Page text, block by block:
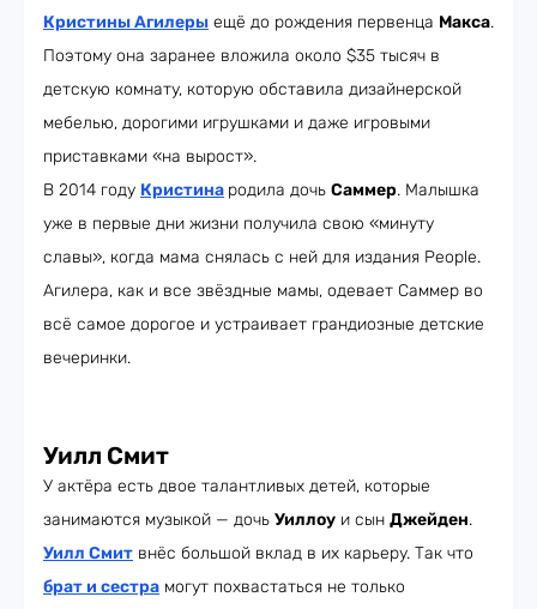
Кристины Агилеры ещё до рождения первенца Макса.
Поэтому она заранее вложила около $35 тысяч в
детскую комнату, которую обставила дизайнерской
мебелью, дорогими игрушками и даже игровыми
приставками «на вырост».
В 2014 году Кристина родила дочь Саммер. Малышка
уже в первые дни жизни получила свою «минуту
славы», когда мама снялась с ней для издания People.
Агилера, как и все звёздные мамы, одевает Саммер во
всё самое дорогое и устраивает грандиозные детские
вечеринки.
Уилл Смит
У актёра есть двое талантливых детей, которые
занимаются музыкой — дочь Уиллоу и сын Джейден.
Уилл Смит внёс большой вклад в их карьеру. Так что
брат и сестра могут похвастаться не только